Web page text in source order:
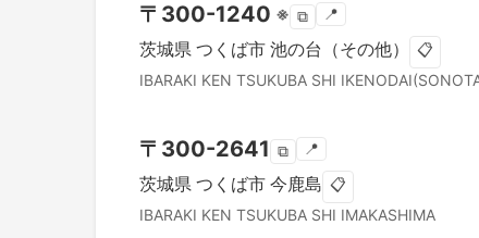
〒 300-1240 ※ ⧉ 📍
茨城県 つくば市 池の台（その他） 📋
IBARAKI KEN TSUKUBA SHI
〒 300-2641 ⧉ 📍
茨城県 つくば市 今鹿島 📋
IBARAKI KEN TSUKUBA SHI IMAKASHIMA